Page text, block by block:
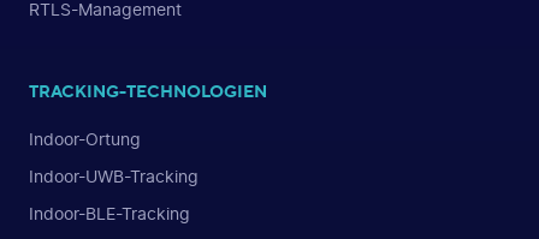
RTLS-Management
TRACKING-TECHNOLOGIEN
Indoor-Ortung
Indoor-UWB-Tracking
Indoor-BLE-Tracking